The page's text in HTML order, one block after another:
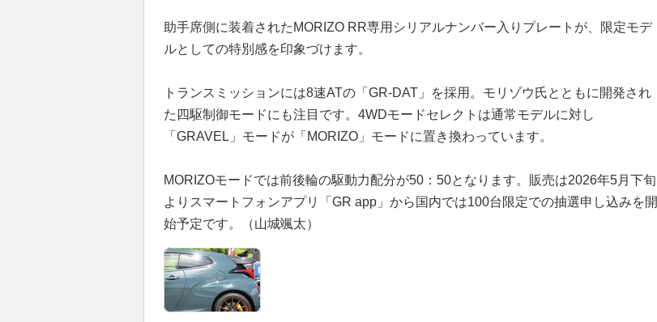
助手席側に装着されたMORIZO RR専用シリアルナンバー入りプレートが、限定モデ
ルとしての特別感を印象づけます。
トランスミッションには8速ATの「GR-DAT」を採用。モリゾウ氏とともに開発され
た四駆制御モードにも注目です。4WDモードセレクトは通常モデルに対し
「GRAVEL」モードが「MORIZO」モードに置き換わっています。
MORIZOモードでは前後輪の駆動力配分が50：50となります。販売は2026年5月下旬
よりスマートフォンアプリ「GR app」から国内では100台限定での抽選申し込みを開
始予定です。（山城颯太）